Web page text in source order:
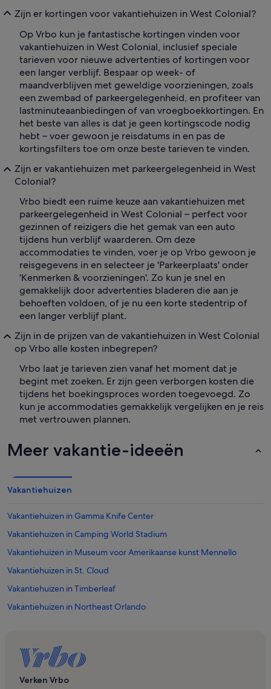
Zijn er kortingen voor vakantiehuizen in West Colonial?
Op Vrbo kun je fantastische kortingen vinden voor
vakantiehuizen in West Colonial, inclusief speciale
tarieven voor nieuwe advertenties of kortingen voor
een langer verblijf. Bespaar op week- of
maandverblijven met geweldige voorzieningen, zoals
een zwembad of parkeergelegenheid, en profiteer van
lastminuteaanbiedingen of van vroegboekkortingen. En
het beste van alles is dat je geen kortingscode nodig
hebt – voer gewoon je reisdatums in en pas de
kortingsfilters toe om onze beste tarieven te vinden.
Zijn er vakantiehuizen met parkeergelegenheid in West
Colonial?
Vrbo biedt een ruime keuze aan vakantiehuizen met
parkeergelegenheid in West Colonial – perfect voor
gezinnen of reizigers die het gemak van een auto
tijdens hun verblijf waarderen. Om deze
accommodaties te vinden, voer je op Vrbo gewoon je
reisgegevens in en selecteer je 'Parkeerplaats' onder
'Kenmerken & voorzieningen'. Zo kun je snel en
gemakkelijk door advertenties bladeren die aan je
behoeften voldoen, of je nu een korte stedentrip of
een langer verblijf plant.
Zijn in de prijzen van de vakantiehuizen in West Colonial
op Vrbo alle kosten inbegrepen?
Vrbo laat je tarieven zien vanaf het moment dat je
begint met zoeken. Er zijn geen verborgen kosten die
tijdens het boekingsproces worden toegevoegd. Zo
kun je accommodaties gemakkelijk vergelijken en je reis
met vertrouwen plannen.
Meer vakantie-ideeën
Vakantiehuizen
Vakantiehuizen in Gamma Knife Center
Vakantiehuizen in Camping World Stadium
Vakantiehuizen in Museum voor Amerikaanse kunst Mennello
Vakantiehuizen in St. Cloud
Vakantiehuizen in Timberleaf
Vakantiehuizen in Northeast Orlando
Vakantiehuizen in Southwest Orlando
Vakantiehuizen in Orlando
Vakantiehuizen in Kia Center
Verken Vrbo